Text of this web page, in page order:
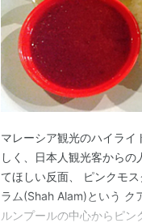
マレーシア観光のハイラ
しく、日本人観光客から
てほしい反面、 ピンクモ
ラム(Shah Alam)という ク
ルンプールの中心からピ